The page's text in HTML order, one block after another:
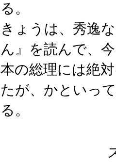
る。
きょうは、秀逸
ん』を読んで、
本の総理には絶
たが、かといっ
る。